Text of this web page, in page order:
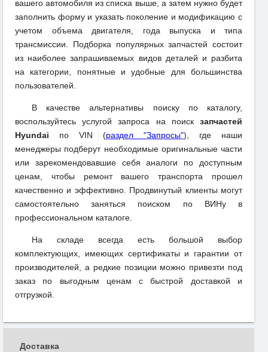
вашего автомобиля из списка выше, а затем нужно будет
заполнить форму и указать поколение и модификацию с
учетом объема двигателя, года выпуска и типа
трансмиссии. Подборка популярных запчастей состоит
из наиболее запрашиваемых видов деталей и разбита
на категории, понятные и удобные для большинства
пользователей.
В качестве альтернативы поиску по каталогу,
воспользуйтесь услугой запроса на поиск запчастей
Hyundai по VIN (раздел "Запросы"), где наши
менеджеры подберут необходимые оригинальные части
или зарекомендовавшие себя аналоги по доступным
ценам, чтобы ремонт вашего транспорта прошел
качественно и эффективно. Продвинутый клиенты могут
самостоятельно заняться поиском по ВИНу в
профессиональном каталоге.
На складе всегда есть большой выбор
комплектующих, имеющих сертификаты и гарантии от
производителей, а редкие позиции можно привезти под
заказ по выгодным ценам с быстрой доставкой и
отгрузкой.
Доставка